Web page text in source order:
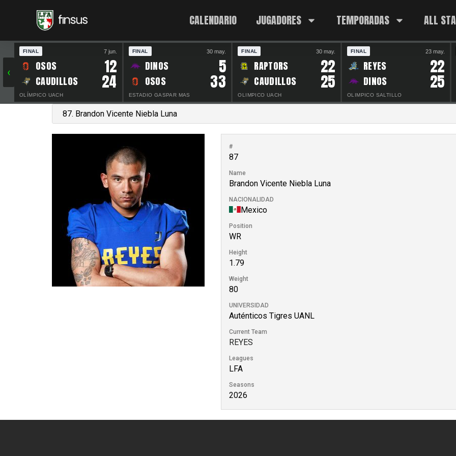
CALENDARIO JUGADORES TEMPORADAS ALL
‹
FINAL 7 jun.
OSOS 12
CAUDILLOS 24
OLÍMPICO UACH
FINAL 30 may.
DINOS 5
OSOS 33
ESTADIO GASPAR MAS
FINAL 30 may.
RAPTORS 22
CAUDILLOS 25
OLIMPICO UACH
FINAL 23 may.
REYES 22
DINOS 25
OLIMPICO SALTILLO
#
87
Name
Brandon Vicente Niebla Luna
NACIONALIDAD
Mexico
Position
WR
Height
1.79
Weight
80
UNIVERSIDAD
Auténticos Tigres UANL
Current Team
REYES
Leagues
LFA
Seasons
2026